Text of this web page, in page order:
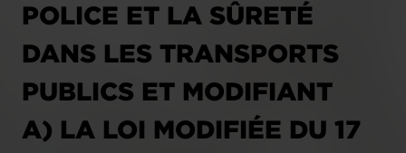
POLICE ET LA SÛRETÉ
DANS LES TRANSPORTS
PUBLICS ET MODIFIANT
A) LA LOI MODIFIÉE DU 17